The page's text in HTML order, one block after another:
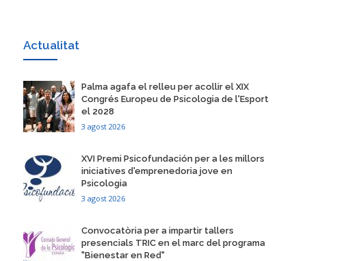
Actualitat
​Palma agafa el relleu per acollir el XIX
Congrés Europeu de Psicologia de l'Esport
el 2028
3 agost 2026
​XVI Premi Psicofundación per a les millors
iniciatives d'emprenedoria jove en
Psicologia
3 agost 2026
Convocatòria per a impartir tallers
presencials TRIC en el marc del programa
"Bienestar en Red"